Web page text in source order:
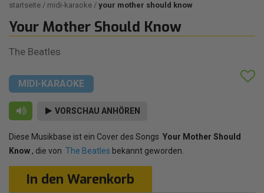
startseite midi-karaoke your mother should know
Your Mother Should Know
The Beatles
MIDI-KARAOKE
VORSCHAU ANHÖREN
Diese Musikbase ist ein Cover des Songs Your Mother Should
Know , die von The Beatles bekannt geworden.
In den Warenkorb